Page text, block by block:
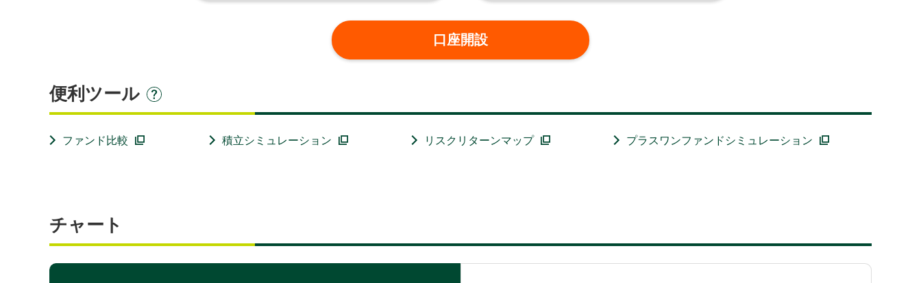
口座開設
便利ツール
ファンド比較 積立シミュレーション リスクリターンマップ プラスワンファンドシミュレーション
チャート